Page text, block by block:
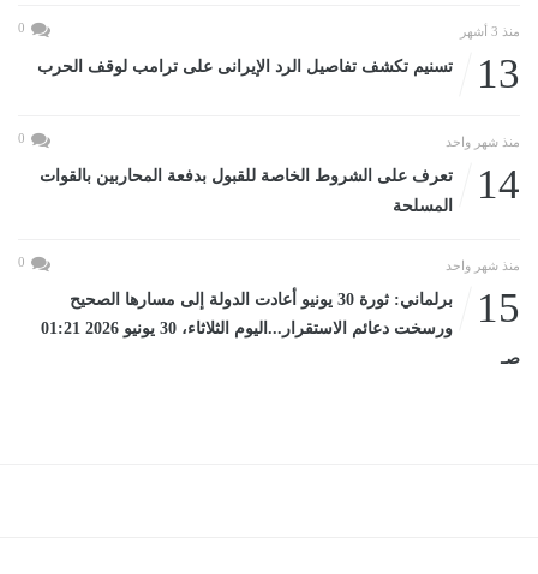
منذ 3 أشهر 0
13 تسنيم تكشف تفاصيل الرد الإيرانى على ترامب لوقف الحرب
منذ شهر واحد 0
14
تعرف على الشروط الخاصة للقبول بدفعة المحاربين بالقوات
المسلحة
منذ شهر واحد 0
15
برلماني: ثورة 30 يونيو أعادت الدولة إلى مسارها الصحيح
ورسخت دعائم الاستقرار...اليوم الثلاثاء، 30 يونيو 2026 01:21
صـ